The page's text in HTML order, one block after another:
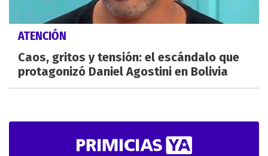
ATENCIÓN
Caos, gritos y tensión: el escándalo que
protagonizó Daniel Agostini en Bolivia